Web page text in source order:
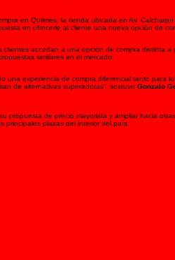
en Quilmes, la tienda ubicada en Av.
en ofrecerle al cliente una nueva opción de
accedan a una opción de compra distinta
similares en el mercado.
una experiencia de compra diferencial tanto para
de alternativas superadoras” sostuvo Gonzalo
propuesta de precio mayorista y ampliar hacia
principales plazas del interior del país.